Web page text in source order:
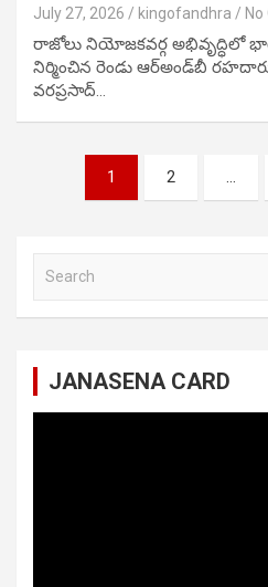
July 27, 2026 kingofandhra
రాజోలు నియోజకవర్గ అభివృద్ధిలో
నిర్మించిన రెండు ఆర్‌అండ్‌బీ
వరప్రసాద్…
navigation
1 2 …
JANASENA CARD